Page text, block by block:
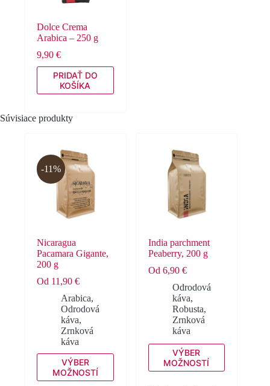
Dolce Crema
Arabica – 250 g
9,90 €
PRIDAŤ DO
KOŠÍKA
Súvisiace produkty
-11%
Nicaragua
Pacamara Gigante,
200 g
Od 11,90 €
Arabica,
Odrodová
káva,
Zrnková
káva
VÝBER
MOŽNOSTÍ
Tento
produkt
má
India parchment
Peaberry, 200 g
Od 6,90 €
Odrodová
káva,
Robusta,
Zrnková
káva
VÝBER
MOŽNOSTÍ
Tento
produkt
má